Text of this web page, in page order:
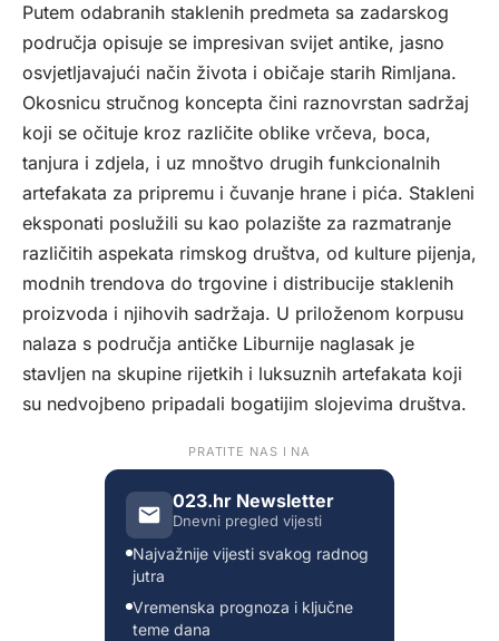
Putem odabranih staklenih predmeta sa zadarskog
područja opisuje se impresivan svijet antike, jasno
osvjetljavajući način života i običaje starih Rimljana.
Okosnicu stručnog koncepta čini raznovrstan sadržaj
koji se očituje kroz različite oblike vrčeva, boca,
tanjura i zdjela, i uz mnoštvo drugih funkcionalnih
artefakata za pripremu i čuvanje hrane i pića. Stakleni
eksponati poslužili su kao polazište za razmatranje
različitih aspekata rimskog društva, od kulture pijenja,
modnih trendova do trgovine i distribucije staklenih
proizvoda i njihovih sadržaja. U priloženom korpusu
nalaza s područja antičke Liburnije naglasak je
stavljen na skupine rijetkih i luksuznih artefakata koji
su nedvojbeno pripadali bogatijim slojevima društva.
PRATITE NAS I NA
023.hr Newsletter
Dnevni pregled vijesti
Najvažnije vijesti svakog radnog
jutra
Vremenska prognoza i ključne
teme dana